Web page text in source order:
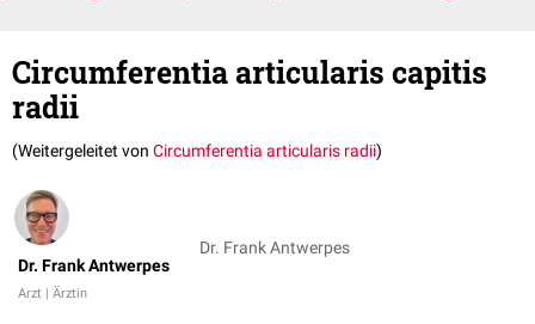
Circumferentia articularis capitis
radii
(Weitergeleitet von Circumferentia articularis radii)
Dr. Frank Antwerpes
Arzt | Ärztin
Dr. Frank Antwerpes